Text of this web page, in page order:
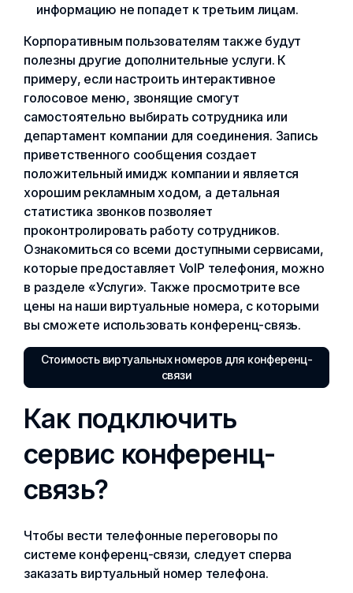
информацию не попадет к третьим лицам.
Корпоративным пользователям также будут
полезны другие дополнительные услуги. К
примеру, если настроить интерактивное
голосовое меню, звонящие смогут
самостоятельно выбирать сотрудника или
департамент компании для соединения. Запись
приветственного сообщения создает
положительный имидж компании и является
хорошим рекламным ходом, а детальная
статистика звонков позволяет
проконтролировать работу сотрудников.
Ознакомиться со всеми доступными сервисами,
которые предоставляет VoIP телефония, можно
в разделе «Услуги». Также просмотрите все
цены на наши виртуальные номера, с которыми
вы сможете использовать конференц-связь.
Стоимость виртуальных номеров для конференц-
связи
Как подключить
сервис конференц-
связь?
Чтобы вести телефонные переговоры по
системе конференц-связи, следует сперва
заказать виртуальный номер телефона.